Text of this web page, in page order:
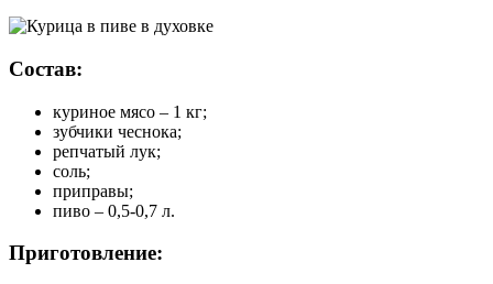
Состав:
куриное мясо – 1 кг;
зубчики чеснока;
репчатый лук;
соль;
приправы;
пиво – 0,5-0,7 л.
Приготовление: